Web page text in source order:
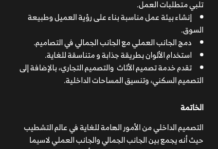
تلبي متطلبات العمل.
إنشاء بيئة عمل مناسبة بناء على رؤية العميل وطبيعة
السوق.
دمج الجانب العملي مع الجانب الجمالي في التصاميم.
استخدام الألوان بطريقة جذابة و متناسقة للغاية.
تقدم خدمة تصميم الأثاث والتصميم التجاري، بالإضافة إلى
التصميم السكني، وتنسيق المساحات الداخلية.
الخاتمة
التصميم الداخلي من الأمور الهامة للغاية في عالم التشطيب
حيث أنه يجمع بين الجانب الجمالي والجانب العملي لاسيما